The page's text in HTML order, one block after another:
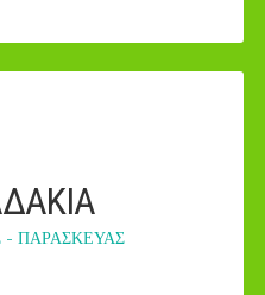
ΠΑΡΑΣΚΕΥΑΣ